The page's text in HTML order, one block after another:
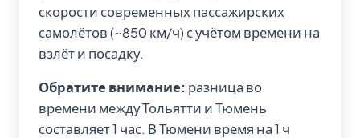
скорости современных пассажирских
самолётов (~850 км/ч) с учётом времени на
взлёт и посадку.
Обратите внимание: разница во
времени между Тольятти и Тюмень
составляет 1 час. В Тюмени время на 1 ч